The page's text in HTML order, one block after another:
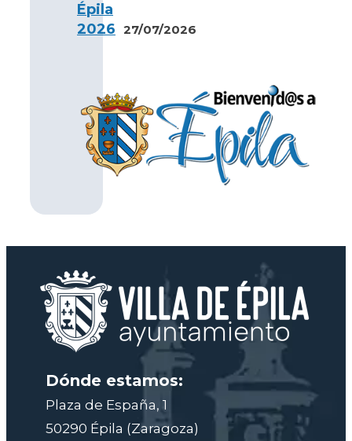
Épila
2026 27/07/2026
Dónde estamos:
Plaza de España, 1
50290 Épila (Zaragoza)